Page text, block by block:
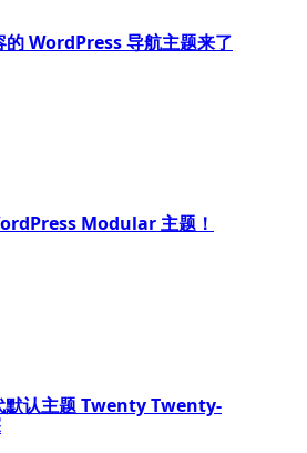
的 WordPress 导航主题来了
Modular 主题！
默认主题 Twenty Twenty-